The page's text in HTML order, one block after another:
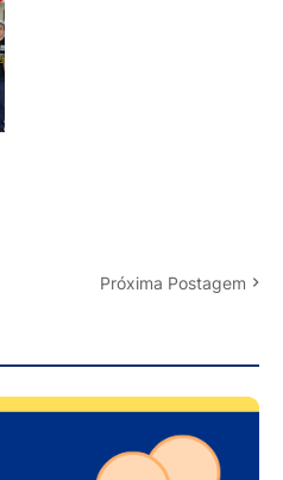
Próxima Postagem